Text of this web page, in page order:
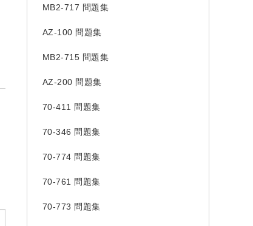
MB2-717 問題集
AZ-100 問題集
MB2-715 問題集
AZ-200 問題集
70-411 問題集
70-346 問題集
70-774 問題集
70-761 問題集
70-773 問題集